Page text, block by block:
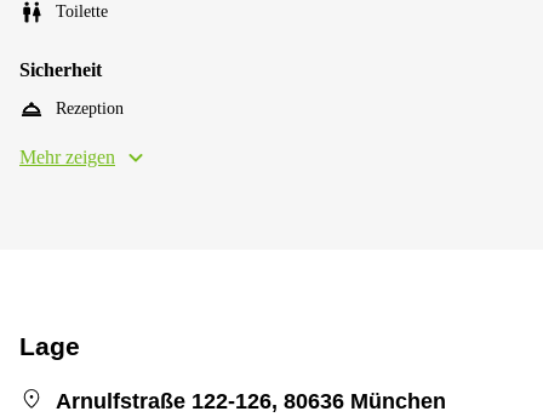
Toilette
Sicherheit
Rezeption
Mehr zeigen
Lage
Arnulfstraße 122-126, 80636 München